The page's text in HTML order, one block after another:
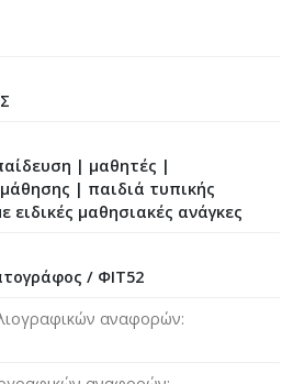
| μαθητές |
| παιδιά τυπικής
μαθησιακές ανάγκες
/ ΦΙΤ52
αναφορών